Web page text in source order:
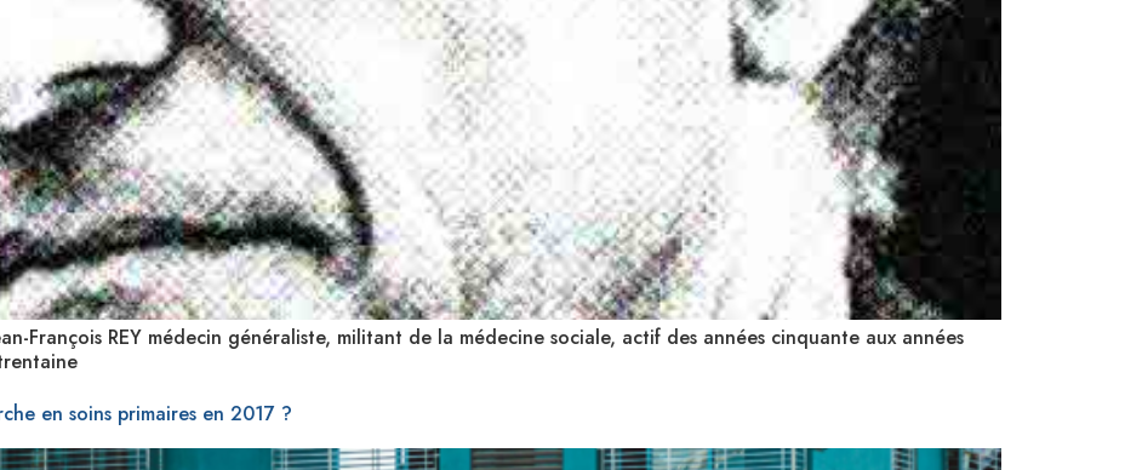
François REY médecin généraliste, militant de la médecine sociale, actif des années cinquante aux années
en soins primaires en 2017 ?